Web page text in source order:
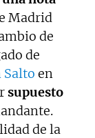
Madrid
de
de
Salto en
supuesto
de la